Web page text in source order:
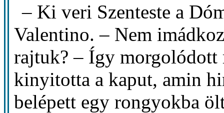
– Ki veri Szenteste a
Valentino. – Nem
rajtuk? – Így morgolódott
kinyitotta a kaput, amin
belépett egy rongyokba